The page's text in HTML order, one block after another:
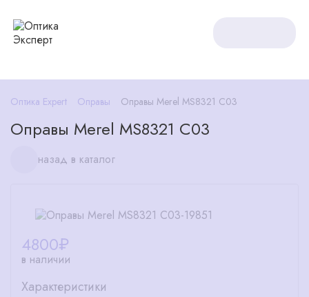
Оптика Expert Оправы Оправы Merel MS8321 C03
Оправы Merel MS8321 C03
назад в каталог
4800₽
в наличии
Характеристики